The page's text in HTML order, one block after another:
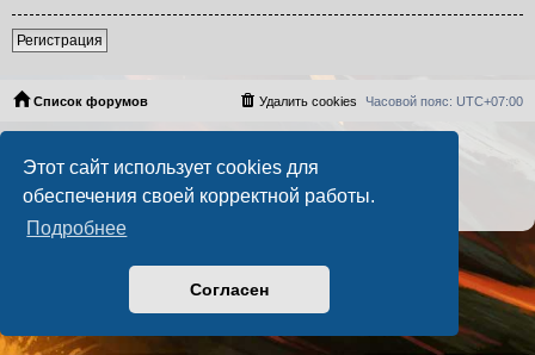
Этот сайт использует cookies для
обеспечения своей корректной работы.
Подробнее
Согласен
Регистрация
Список форумов Часовой пояс: UTC+07:00
Удалить cookies
Русская поддержка phpBB
PS4 Pro style ©Jester
Конфиденциальность
|